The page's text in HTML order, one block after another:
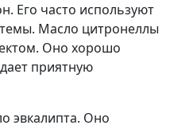
Его часто используют
Масло цитронеллы
Оно хорошо
приятную
эвкалипта. Оно